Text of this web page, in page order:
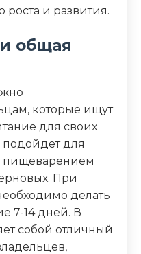
роста и развития.
общая
которые ищут
для своих
для
пищеварением
При
делать
7-14 дней. В
собой отличный